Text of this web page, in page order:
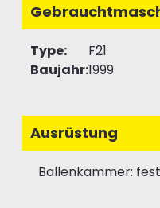
Type:
F21
Baujahr:1999
Ausrüstung
Ballenkammer: